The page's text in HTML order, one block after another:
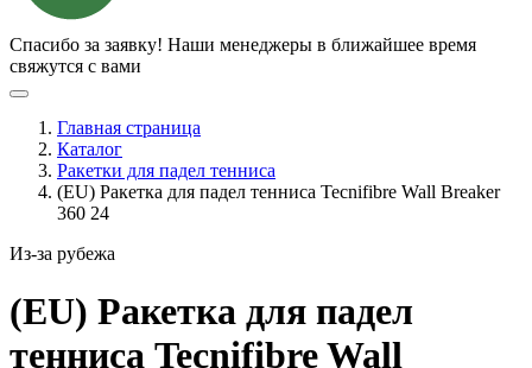
Спасибо за заявку! Наши менеджеры в ближайшее время
свяжутся с вами
Главная страница
Каталог
Ракетки для падел тенниса
(EU) Ракетка для падел тенниса Tecnifibre Wall Breaker
360 24
Из-за рубежа
(EU) Ракетка для падел
тенниса Tecnifibre Wall